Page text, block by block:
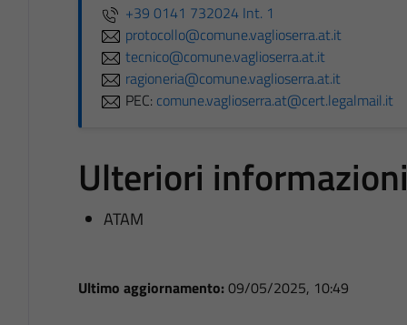
+39 0141 732024 Int. 1
protocollo@comune.vaglioserra.at.it
tecnico@comune.vaglioserra.at.it
ragioneria@comune.vaglioserra.at.it
PEC: comune.vaglioserra.at@cert.legalmail.it
Ulteriori
ATAM
Ultimo aggiornamento: 09/05/2025, 10:49